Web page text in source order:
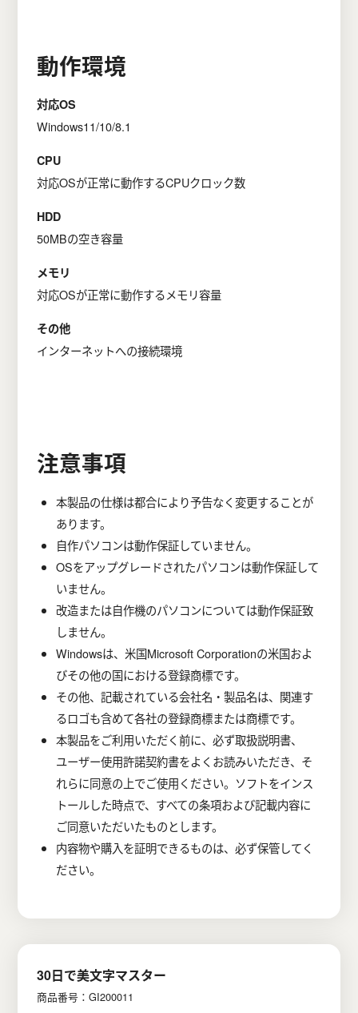
動作環境
対応OS
Windows11/10/8.1
CPU
対応OSが正常に動作するCPUクロック数
HDD
50MBの空き容量
メモリ
対応OSが正常に動作するメモリ容量
その他
インターネットへの接続環境
注意事項
本製品の仕様は都合により予告なく変更することが
あります。
自作パソコンは動作保証していません。
OSをアップグレードされたパソコンは動作保証して
いません。
改造または自作機のパソコンについては動作保証致
しません。
Windowsは、米国Microsoft Corporationの米国およ
びその他の国における登録商標です。
その他、記載されている会社名・製品名は、関連す
るロゴも含めて各社の登録商標または商標です。
本製品をご利用いただく前に、必ず取扱説明書、
ユーザー使用許諾契約書をよくお読みいただき、そ
れらに同意の上でご使用ください。ソフトをインス
トールした時点で、すべての条項および記載内容に
ご同意いただいたものとします。
内容物や購入を証明できるものは、必ず保管してく
ださい。
30日で美文字マスター
商品番号：GI200011